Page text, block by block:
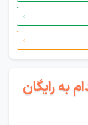
به رایگان